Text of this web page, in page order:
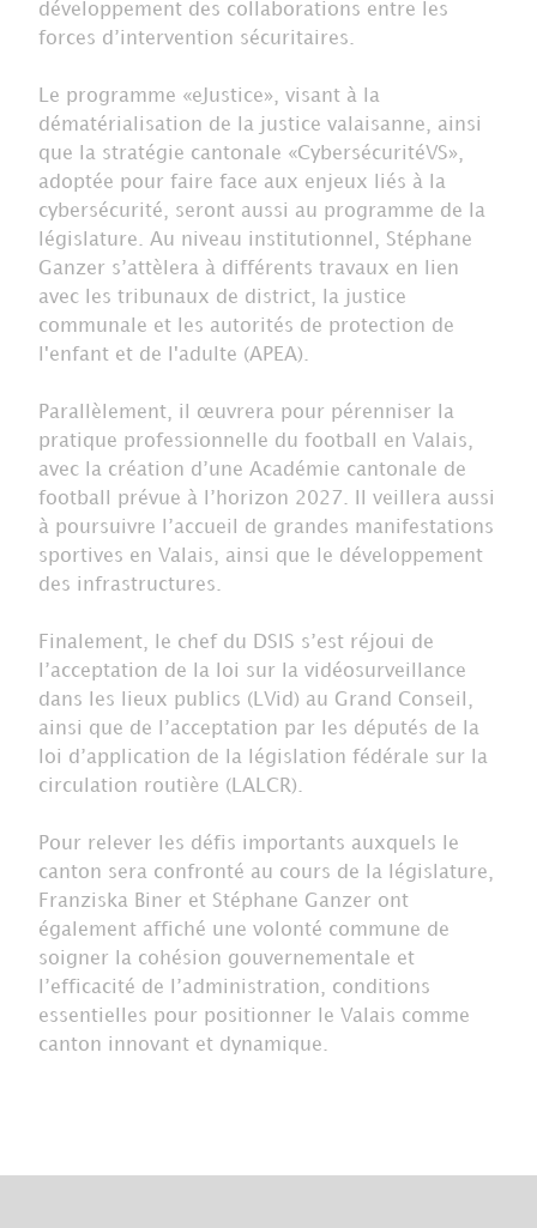
développement des collaborations entre les
forces d’intervention sécuritaires.
Le programme «eJustice», visant à la
dématérialisation de la justice valaisanne, ainsi
que la stratégie cantonale «CybersécuritéVS»,
adoptée pour faire face aux enjeux liés à la
cybersécurité, seront aussi au programme de la
législature. Au niveau institutionnel, Stéphane
Ganzer s’attèlera à différents travaux en lien
avec les tribunaux de district, la justice
communale et les autorités de protection de
l'enfant et de l'adulte (APEA).
Parallèlement, il œuvrera pour pérenniser la
pratique professionnelle du football en Valais,
avec la création d’une Académie cantonale de
football prévue à l’horizon 2027. Il veillera aussi
à poursuivre l’accueil de grandes manifestations
sportives en Valais, ainsi que le développement
des infrastructures.
Finalement, le chef du DSIS s’est réjoui de
l’acceptation de la loi sur la vidéosurveillance
dans les lieux publics (LVid) au Grand Conseil,
ainsi que de l’acceptation par les députés de la
loi d’application de la législation fédérale sur la
circulation routière (LALCR).
Pour relever les défis importants auxquels le
canton sera confronté au cours de la législature,
Franziska Biner et Stéphane Ganzer ont
également affiché une volonté commune de
soigner la cohésion gouvernementale et
l’efficacité de l’administration, conditions
essentielles pour positionner le Valais comme
canton innovant et dynamique.